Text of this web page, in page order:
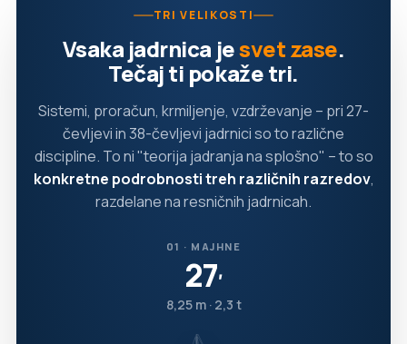
TRI VELIKOSTI
Vsaka jadrnica jesvet zase.
Tečaj ti pokaže tri.
Sistemi, proračun, krmiljenje, vzdrževanje – pri 27-
čevljevi in 38-čevljevi jadrnici so to različne
discipline. To ni "teorija jadranja na splošno" – to so
konkretne podrobnosti treh različnih razredov,
razdelane na resničnih jadrnicah.
01 · MAJHNE
27′
8,25 m · 2,3 t